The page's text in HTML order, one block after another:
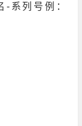
系列号例：